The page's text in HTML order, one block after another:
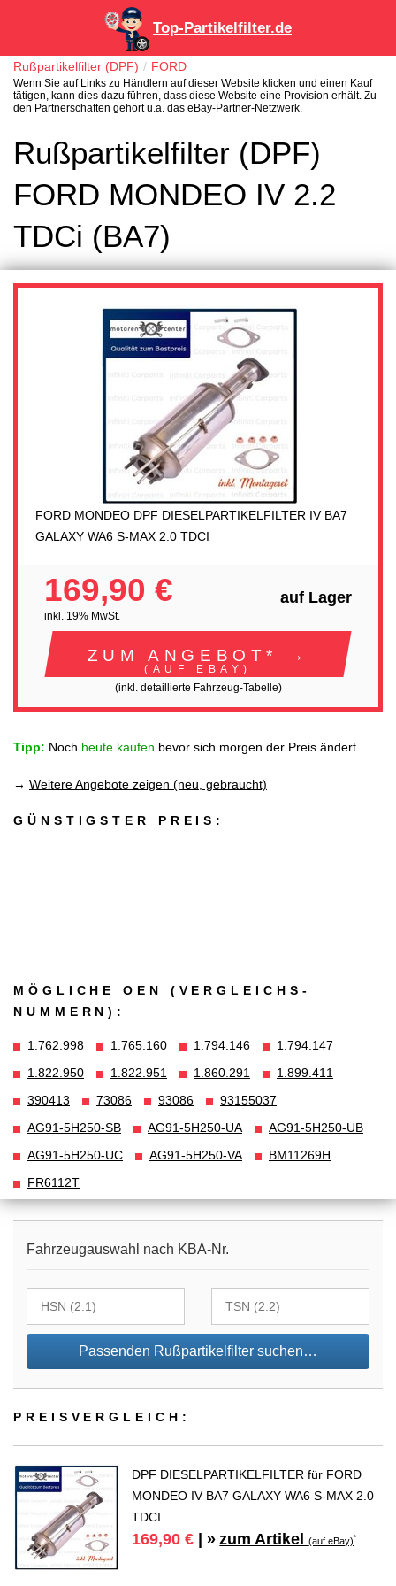
Top-Partikelfilter.de
Rußpartikelfilter (DPF) FORD
Wenn Sie auf Links zu Händlern auf dieser Website klicken und einen Kauf
tätigen, kann dies dazu führen, dass diese Website eine Provision erhält. Zu
den Partnerschaften gehört u.a. das eBay-Partner-Netzwerk.
Rußpartikelfilter (DPF)
FORD MONDEO IV 2.2
TDCi (BA7)
FORD MONDEO DPF DIESELPARTIKELFILTER IV BA7
GALAXY WA6 S-MAX 2.0 TDCI
169,90 €
inkl. 19% MwSt.
auf Lager
ZUM ANGEBOT* →
(AUF EBAY)
(inkl. detaillierte Fahrzeug-Tabelle)
Tipp: Noch heute kaufen bevor sich morgen der Preis ändert.
→ Weitere Angebote zeigen (neu, gebraucht)
GÜNSTIGSTER PREIS:
MÖGLICHE OEN (VERGLEICHS­
NUMMERN):
1.762.998 1.765.160 1.794.146
1.794.147
1.822.950
1.822.951 1.860.291
1.899.411
390413
73086 93086
93155037
AG91-5H250-SB
AG91-5H250-UA
AG91-5H250-UB
AG91-5H250-UC
AG91-5H250-VA
BM11269H
FR6112T
Fahrzeugauswahl nach KBA-Nr.
Passenden Rußpartikelfilter suchen…
PREIS­VER­GLEICH:
DPF DIESELPARTIKELFILTER für FORD
MONDEO IV BA7 GALAXY WA6 S-MAX 2.0
TDCI
169,90 € | » zum Artikel(auf eBay)*